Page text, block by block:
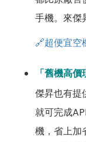
手機。來傑
🔗超便宜空
「舊機高
傑昇也有提
就可完成
機，省上加